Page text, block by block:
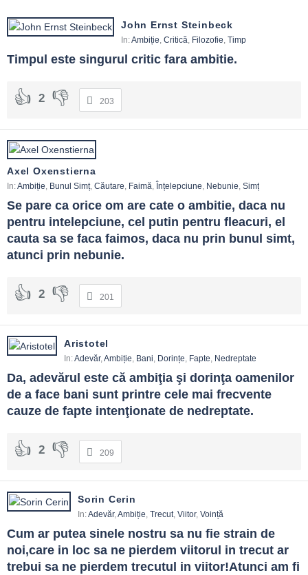
John Ernst Steinbeck
In:Ambiție, Critică, Filozofie, Timp
Timpul este singurul critic fara ambitie.
2 203
Axel Oxenstierna
In:Ambiție, Bunul Simț, Căutare, Faimă, Înțelepciune, Nebunie, Simț
Se pare ca orice om are cate o ambitie, daca nu
pentru intelepciune, cel putin pentru fleacuri, el
cauta sa se faca faimos, daca nu prin bunul simt,
atunci prin nebunie.
2 201
Aristotel
In:Adevăr,Ambiție, Bani, Dorințe, Fapte, Nedreptate
Da, adevărul este că ambiţia şi dorinţa oamenilor
de a face bani sunt printre cele mai frecvente
cauze de fapte intenţionate de nedreptate.
2 209
Sorin Cerin
In:Adevăr,Ambiție, Trecut, Viitor, Voință
Cum ar putea sinele nostru sa nu fie strain de
noi,care in loc sa ne pierdem viitorul in trecut ar
trebui sa ne pierdem trecutul in viitor!Atunci am fi